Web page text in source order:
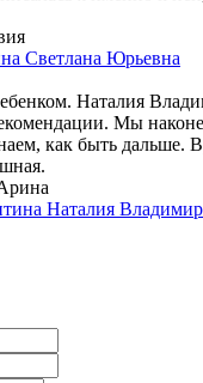
Светлана Юрьевна
Наталия
Мы
как быть дальше.
Наталия